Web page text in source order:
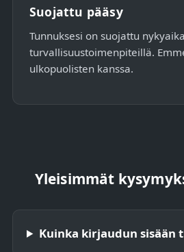
Suojattu pääsy
Tunnuksesi on suojattu
turvallisuustoimenpiteillä.
ulkopuolisten kanssa.
Yleisimmät
Kuinka kirjaudun sisään